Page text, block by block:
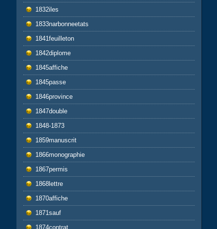
1832iles
1833narbonneetats
1841feuilleton
1842diplome
1845affiche
1845passe
1846province
1847double
1848-1873
1859manuscrit
1866monographie
1867permis
1868lettre
1870affiche
1871sauf
1874contrat